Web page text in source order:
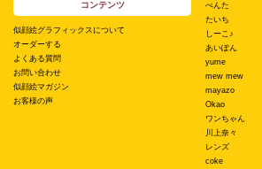
コンテンツ
似顔絵グラフィックスについて
オーダーする
よくある質問
お問い合わせ
似顔絵マガジン
お客様の声
ぺんた
たいち
しーこ♪
あいぽん
yume
mew mew
mayazo
Okao
ワンちゃん
川上奈々
レンズ
coke